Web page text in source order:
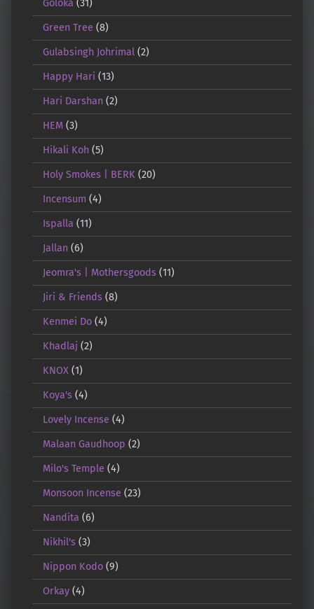
Goloka (31)
Green Tree (8)
Gulabsingh Johrimal(2)
Happy Hari (13)
Hari Darshan(2)
HEM(3)
Hikali Koh(5)
Holy Smokes | BERK(20)
Incensum (4)
Ispalla (11)
Jallan(6)
Jeomra's | Mothersgoods(11)
Jiri & Friends(8)
Kenmei Do(4)
Khadlaj (2)
KNOX(1)
Koya's(4)
Lovely Incense (4)
Malaan Gaudhoop (2)
Milo's Temple (4)
Monsoon Incense (23)
Nandita (6)
Nikhil's(3)
Nippon Kodo(9)
Orkay(4)